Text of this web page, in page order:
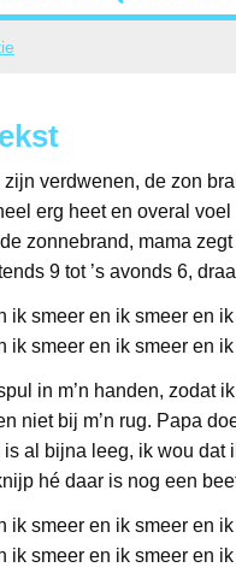
verdwenen, de zon
erg heet en overal
zonnebrand, mama
9 tot ’s avonds 6,
ik smeer en ik smeer en
ik smeer en ik smeer en
in m’n handen, zodat
niet bij m’n rug. Papa
is al bijna leeg, ik wou dat
hé daar is nog een
ik smeer en ik smeer en
ik smeer en ik smeer en